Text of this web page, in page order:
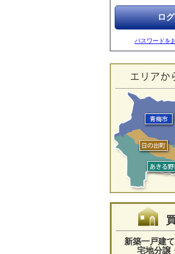
2026.05.23
【グレースコート
2026.05.17
【グレースコート
【グレースコート
2026.05.17
【グレースコート
2026.05.10
【グレースコート
2026.05.10
【グレースコート
パスワードを
新築一戸建
宅地分譲